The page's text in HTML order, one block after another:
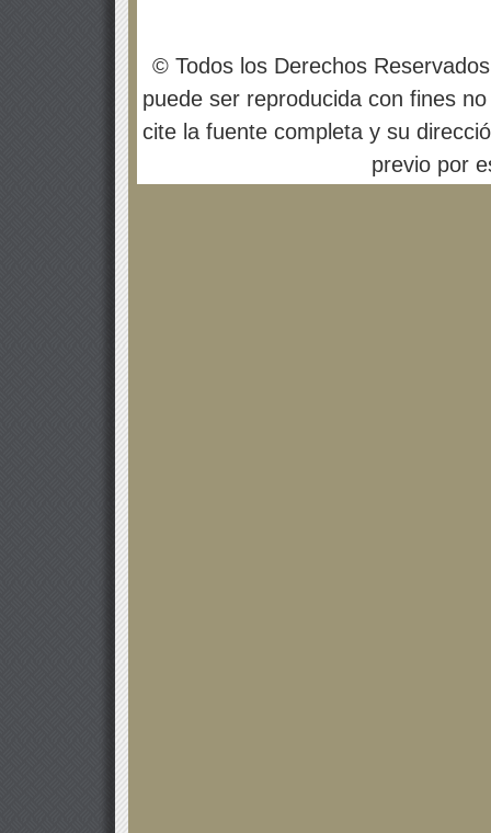
© Todos los Derechos
puede ser reproducida con fines
cite la fuente completa y su
previo por